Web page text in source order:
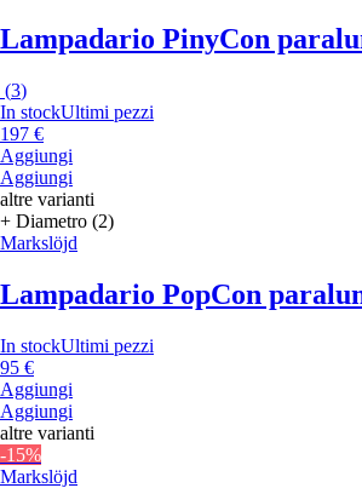
Lampadario PinyCon
(3)
In stockUltimi pezzi
197 €
Aggiungi
Aggiungi
altre varianti
+ Diametro (2)
Markslöjd
Lampadario PopCon
In stockUltimi pezzi
95 €
Aggiungi
Aggiungi
altre varianti
-15%
Markslöjd